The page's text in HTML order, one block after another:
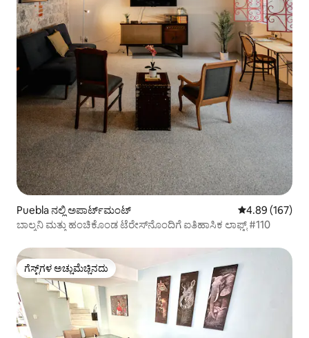
Puebla ನಲ್ಲಿ ಅಪಾರ್ಟ್‌ಮಂಟ್ 5 ರಲ್ಲಿ 4.89
4.89 (167)
ಬಾಲ್ಕನಿ ಮತ್ತು ಹಂಚಿಕೊಂಡ ಟೆರೇಸ್‌ನೊಂದಿಗೆ ಐತಿಹಾಸಿಕ ಲಾಫ್ಟ್ #110
ಗೆಸ್ಟ್‌ಗಳ ಅಚ್ಚುಮೆಚ್ಚಿನದು
ಗೆಸ್ಟ್‌ಗಳ ಅಚ್ಚುಮೆಚ್ಚಿನದು